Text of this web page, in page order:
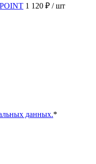
1 120 ₽ / шт
данных.*